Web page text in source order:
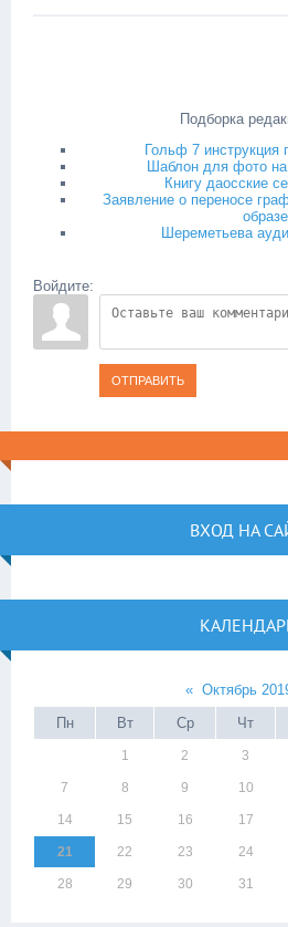
Подборка
Гольф 7 инструкция
Шаблон для фото
Книгу даосские
Заявление о переносе
Шереметьева
Войдите:
ОТПРАВИТЬ
ВХОД НА
« Октябрь
Пн
Вт Ср Чт
1 2 3
7 8 9 10
14 15 16 17
21 22 23 24
28 29 30 31